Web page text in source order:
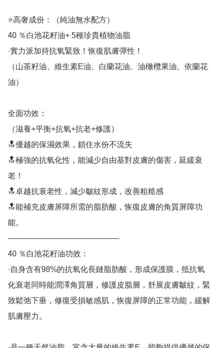
⭐️高奢成份：（純油無水配方）
40 ％白池花籽油+ 5種珍貴植物油脂
·實力派加持抗氧緊致！恢復肌膚彈性！
（山茶籽油、維生素E油、白蘭花油、油橄欖果油、依蘭花
油）
全面功效：
（滋養+平衡+抗氧+抗老+修護）
🔝優越的保濕效果，鎖住水份不流失
🔝極強的抗氧化性，能減少自由基對皮膚的傷害，延緩衰
老！
🔝卓越抗衰老性，減少皺紋形成，改善粗糙感
🔝能補充皮膚屏障所需的脂肪酸，恢復皮膚的角質屏障功
能。
——————————————-
40 ％白池花籽油功效：
·自身含有98%的抗氧化長鏈脂肪酸，形成保護膜，抵抗氧
化衰老同時能潤澤角質層，修護皮脂層，舒展皮膚皺紋，緊
致鬆弛下垂，修復受損敏感肌，恢復屏障的正常功能，緩解
肌膚壓力。